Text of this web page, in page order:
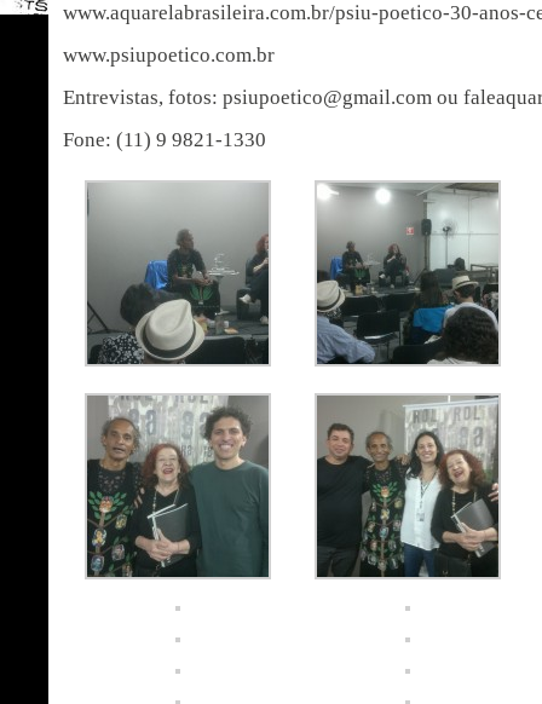
www.aquarelabrasileira.com.br/psiu-poetico-30-anos-
www.psiupoetico.com.br
Entrevistas, fotos: psiupoetico@gmail.com ou
Fone: (11) 9 9821-1330